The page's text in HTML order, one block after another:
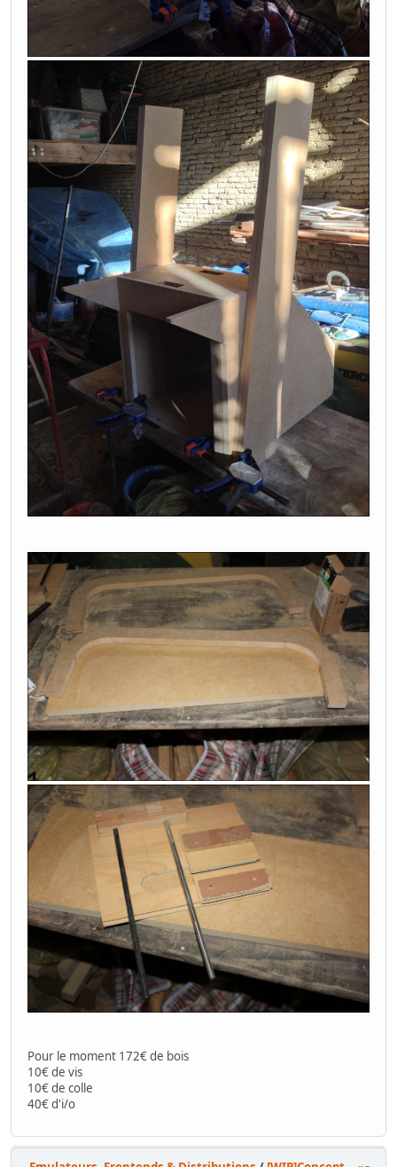
Pour le moment 172€ de bois
10€ de vis
10€ de colle
40€ d'i/o